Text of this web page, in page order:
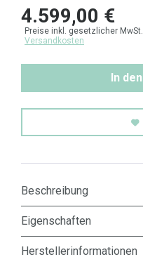
4.599,00 €
Preise inkl. gesetzlicher MwSt.
Versandkosten
In
Beschreibung
Eigenschaften
Herstellerinformationen